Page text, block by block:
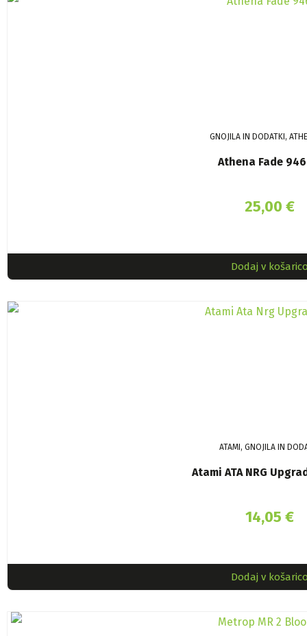
GNOJILA IN DODATKI,
Athena Fade
25,00 €
Dodaj v
ATAMI, GNOJILA IN
Atami ATA NRG
14,05 €
Dodaj v